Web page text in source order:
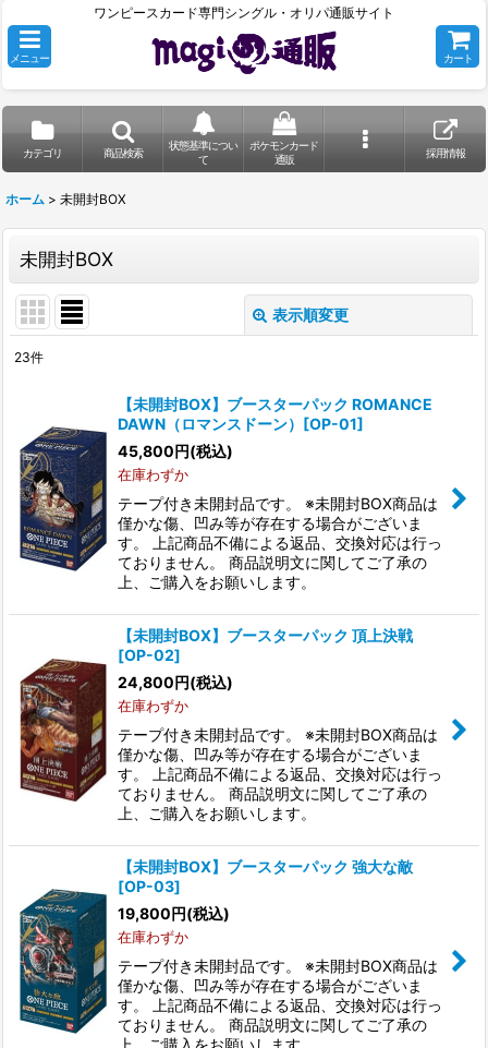
ワンピースカード専門シングル・オリパ通販サイト
メニュー カート
カテゴリ 商品検索
状態基準につい
て
ポケモンカード
通販
採用情報
ホーム > 未開封BOX
未開封BOX
表示順変更
並び順:
絞り込む
23件
【未開封BOX】ブースターパック ROMANCE
DAWN（ロマンスドーン）[OP-01]
45,800円(税込)
在庫わずか
テープ付き未開封品です。 ※未開封BOX商品は
僅かな傷、凹み等が存在する場合がございま
す。 上記商品不備による返品、交換対応は行っ
ておりません。 商品説明文に関してご了承の
上、ご購入をお願いします。
【未開封BOX】ブースターパック 頂上決戦
[OP-02]
24,800円(税込)
在庫わずか
テープ付き未開封品です。 ※未開封BOX商品は
僅かな傷、凹み等が存在する場合がございま
す。 上記商品不備による返品、交換対応は行っ
ておりません。 商品説明文に関してご了承の
上、ご購入をお願いします。
【未開封BOX】ブースターパック 強大な敵
[OP-03]
19,800円(税込)
在庫わずか
テープ付き未開封品です。 ※未開封BOX商品は
僅かな傷、凹み等が存在する場合がございま
す。 上記商品不備による返品、交換対応は行っ
ておりません。 商品説明文に関してご了承の
上、ご購入をお願いします。